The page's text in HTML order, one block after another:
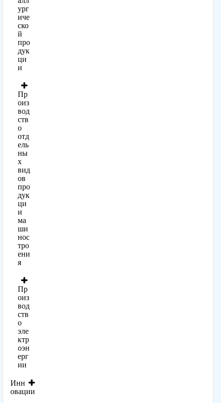
ург
иче
ско
й
про
дук
ци
и
Пр
оиз
вод
ств
о
отд
ель
ны
х
вид
ов
про
дук
ци
и
ма
ши
нос
тро
ени
я
Пр
оиз
вод
ств
о
эле
ктр
оэн
ерг
ии
Инн
овации